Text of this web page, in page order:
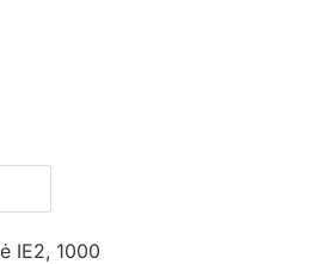
IE2, 1000